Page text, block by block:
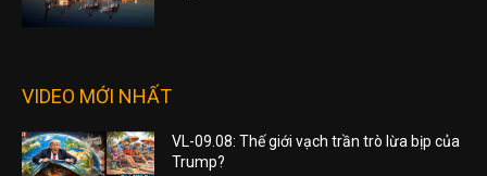
VIDEO MỚI NHẤT
VL-09.08: Thế giới vạch trần trò lừa bịp của
Trump?